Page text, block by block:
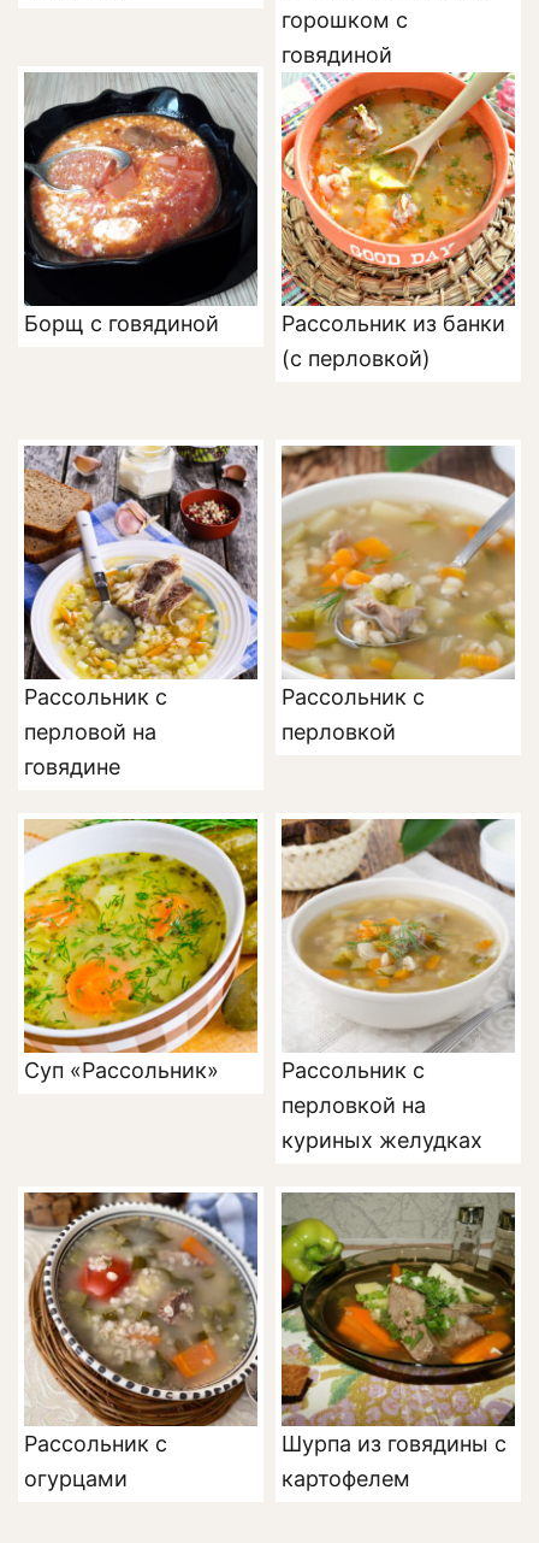
горошком с
говядиной
Борщ с говядиной
Рассольник из банки
(с перловкой)
Рассольник с
перловой на
говядине
Рассольник с
перловкой
Суп «Рассольник»
Рассольник с
перловкой на
куриных желудках
Рассольник с
огурцами
Шурпа из говядины с
картофелем